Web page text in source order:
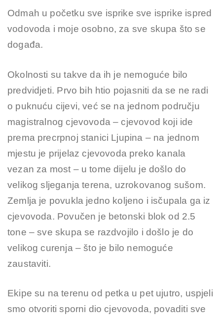
Odmah u početku sve isprike sve isprike ispred
vodovoda i moje osobno, za sve skupa što se
događa.
Okolnosti su takve da ih je nemoguće bilo
predvidjeti. Prvo bih htio pojasniti da se ne radi
o puknuću cijevi, već se na jednom području
magistralnog cjevovoda – cjevovod koji ide
prema precrpnoj stanici Ljupina – na jednom
mjestu je prijelaz cjevovoda preko kanala
vezan za most – u tome dijelu je došlo do
velikog sljeganja terena, uzrokovanog sušom.
Zemlja je povukla jedno koljeno i isčupala ga iz
cjevovoda. Povučen je betonski blok od 2.5
tone – sve skupa se razdvojilo i došlo je do
velikog curenja – što je bilo nemoguće
zaustaviti.
Ekipe su na terenu od petka u pet ujutro, uspjeli
smo otvoriti sporni dio cjevovoda, povaditi sve